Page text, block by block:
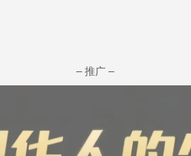
– 推广 –